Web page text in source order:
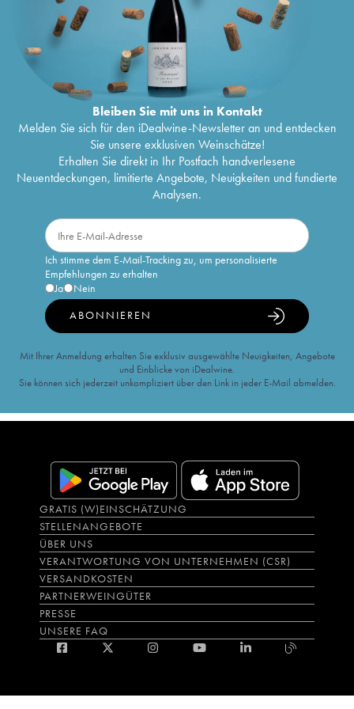
Bleiben Sie mit uns in Kontakt
Melden Sie sich für den iDealwine-Newsletter an und entdecken
Sie unsere exklusiven Weinschätze!
Erhalten Sie direkt in Ihr Postfach handverlesene
Neuentdeckungen, limitierte Angebote, Neuigkeiten und fundierte
Analysen.
Ich stimme dem E-Mail-Tracking zu, um personalisierte
Empfehlungen zu erhalten
Ja
Nein
ABONNIEREN
Mit Ihrer Anmeldung erhalten Sie exklusiv ausgewählte Neuigkeiten, Angebote
und Einblicke von iDealwine.
Sie können sich jederzeit unkompliziert über den Link in jeder E-Mail abmelden.
GRATIS (W)EINSCHÄTZUNG
STELLENANGEBOTE
ÜBER UNS
VERANTWORTUNG VON UNTERNEHMEN (CSR)
VERSANDKOSTEN
PARTNERWEINGÜTER
PRESSE
UNSERE FAQ